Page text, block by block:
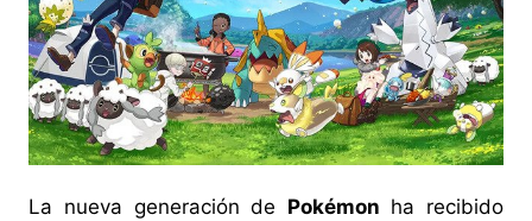
La nueva generación de Pokémon ha recibido